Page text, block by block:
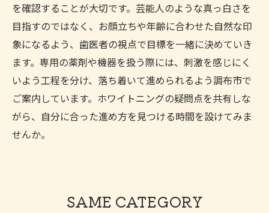
を確認することが大切です。芸能人のような真っ白さを
目指すのではなく、お顔立ちや年齢に合わせた自然な印
象になるよう、歯医者の視点で目標を一緒に決めていき
ます。専用の薬剤や機器を扱う際には、刺激を感じにく
いよう工程を分け、落ち着いて進められるよう調布市で
ご案内しています。ホワイトニングの疑問点を共有しな
がら、自分に合った進め方を見つける時間を設けてみま
せんか。
SAME CATEGORY